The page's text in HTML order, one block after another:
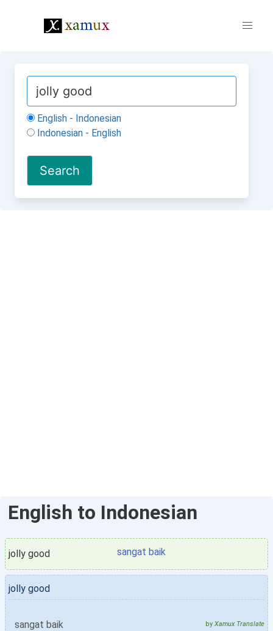
English - Indonesian
Indonesian - English
English to Indonesian
jolly good sangat baik
jolly good
sangat baik by Xamux Translate